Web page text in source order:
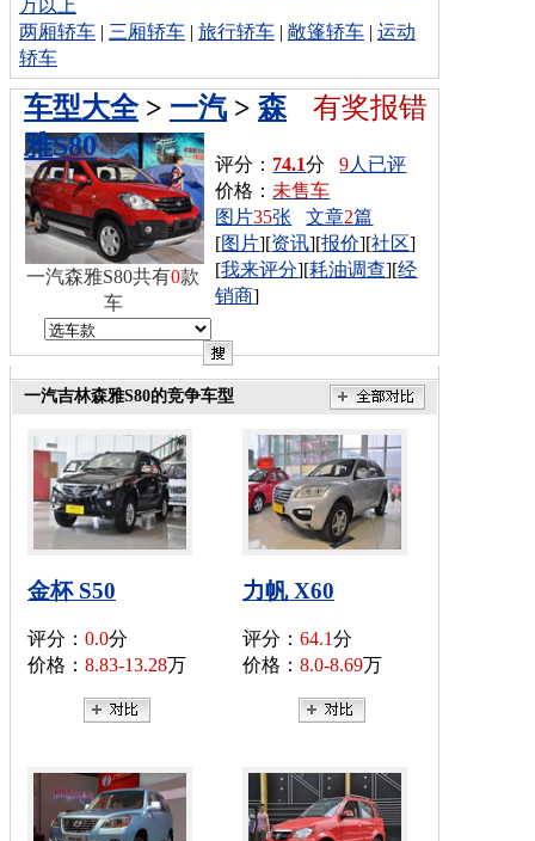
万以上
两厢轿车 | 三厢轿车 | 旅行轿车 | 敞篷轿车 | 运动
轿车
有奖报错
车型大全> 一汽 > 森
雅S80
评分： 74.1分9人已评
价格： 未售车
图片35张 文章2篇
[图片][资讯][报价][社区]
[我来评分][耗油调查][经
销商]
一汽森雅S80共有0款
车
一汽吉林森雅S80的竞争车型
金杯 S50
评分： 0.0分
价格： 8.83-13.28万
力帆 X60
评分： 64.1分
价格： 8.0-8.69万